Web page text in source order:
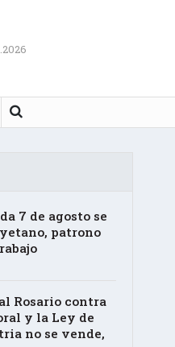
Buscar
7 de agosto se
patrono
Rosario contra
y la Ley de
no se vende,